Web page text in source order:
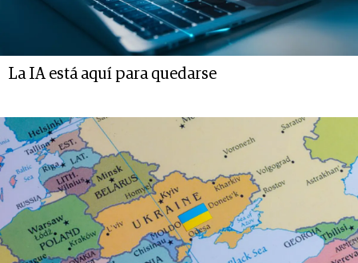
La IA está aquí para quedarse